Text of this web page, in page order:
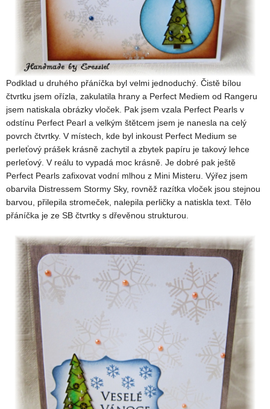
Podklad u druhého přáníčka byl velmi jednoduchý. Čistě bílou
čtvrtku jsem ořízla, zakulatila hrany a Perfect Mediem od Rangeru
jsem natiskala obrázky vloček. Pak jsem vzala Perfect Pearls v
odstínu Perfect Pearl a velkým štětcem jsem je nanesla na celý
povrch čtvrtky. V místech, kde byl inkoust Perfect Medium se
perleťový prášek krásně zachytil a zbytek papíru je takový lehce
perleťový. V reálu to vypadá moc krásně. Je dobré pak ještě
Perfect Pearls zafixovat vodní mlhou z Mini Misteru. Výřez jsem
obarvila Distressem Stormy Sky, rovněž razítka vloček jsou stejnou
barvou, přilepila stromeček, nalepila perličky a natiskla text. Tělo
přáníčka je ze SB čtvrtky s dřevěnou strukturou.